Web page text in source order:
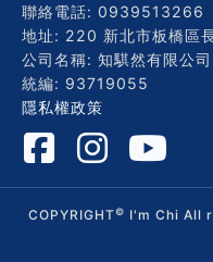
職場思維與工作術｜
記法
分析與解決 x AI 視
軟體開發實務｜技
聯絡電話: 0939513266
地址: 220 新北市板橋區
公司名稱: 知騏然有限公司
統編: 93719055
隱私權政策
COPYRIGHT© I'm Chi All